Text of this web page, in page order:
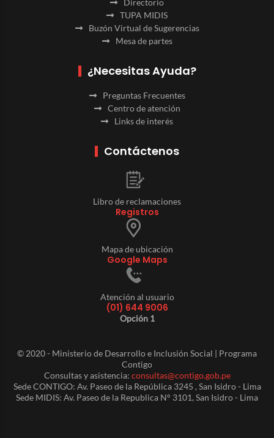
Directorio
TUPA MIDIS
Buzón Virtual de Sugerencias
Mesa de partes
¿Necesitas Ayuda?
Preguntas Frecuentes
Centro de atención
Links de interés
Contáctenos
Libro de reclamaciones
Registros
Mapa de ubicación
Google Maps
Atención al usuario
(01) 644 9006
Opción 1
© 2020 - Ministerio de Desarrollo e Inclusión Social | Programa
Contigo
Consultas y asistencia: consultas@contigo.gob.pe
Sede CONTIGO: Av. Paseo de la República 3245 , San Isidro - Lima
Sede MIDIS: Av. Paseo de la Republica N° 3101, San Isidro - Lima